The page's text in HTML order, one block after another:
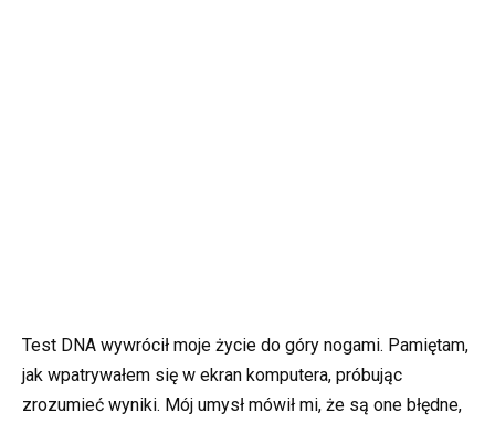
Test DNA wywrócił moje życie do góry nogami. Pamiętam,
jak wpatrywałem się w ekran komputera, próbując
zrozumieć wyniki. Mój umysł mówił mi, że są one błędne,